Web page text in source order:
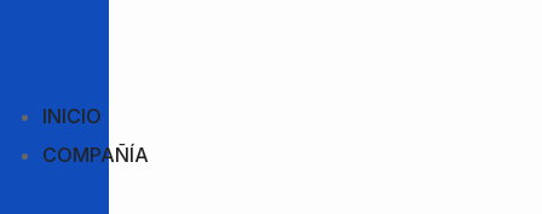
INICIO
COMPAÑÍA